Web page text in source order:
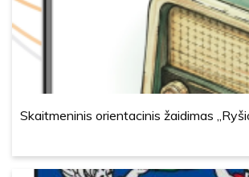
Skaitmeninis orientacinis žaidimas